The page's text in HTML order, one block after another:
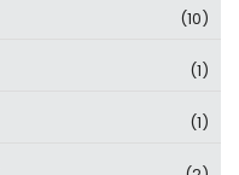
(10)
(1)
(1)